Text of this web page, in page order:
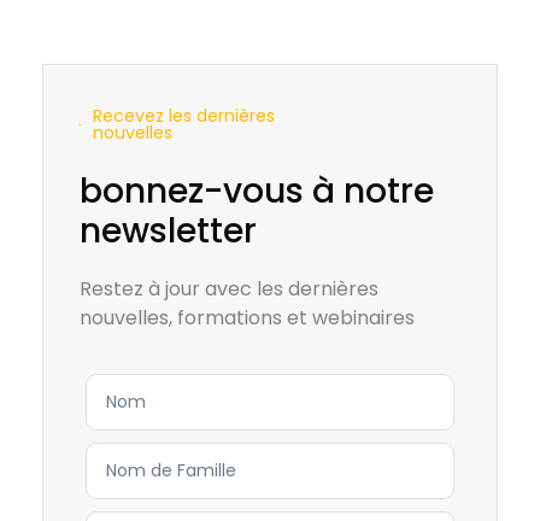
Recevez les dernières
nouvelles
bonnez-vous à notre
newsletter
Restez à jour avec les dernières
nouvelles, formations et webinaires